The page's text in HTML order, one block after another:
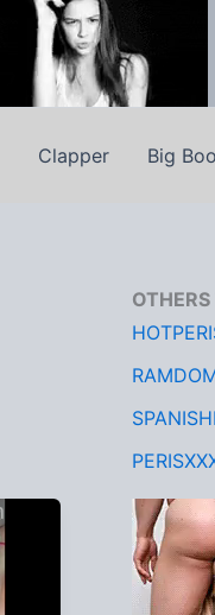
Clapper Big